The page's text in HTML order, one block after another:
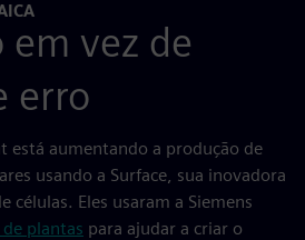
em vez de
erro
está aumentando a produção de
usando a Surface, sua inovadora
células. Eles usaram a Siemens
plantas para ajudar a criar o